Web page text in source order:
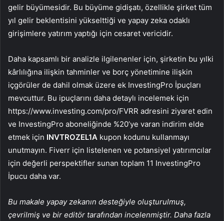
gelir büyümesidir. Bu büyüme gidişatı, özellikle şirket tüm
yıl gelir beklentisini yükselttiği ve yapay zeka odaklı
girişimlere yatırım yaptığı için cesaret vericidir.
Daha kapsamlı bir analizle ilgilenenler için, şirketin bu yılki
kârlılığına ilişkin tahminler ve borç yönetimine ilişkin
içgörüler de dahil olmak üzere ek InvestingPro İpuçları
mevcuttur. Bu ipuçlarını daha detaylı incelemek için
https://www.investing.com/pro/FVRR adresini ziyaret edin
ve InvestingPro aboneliğinde %20’ye varan indirim elde
etmek için INVTROZEL1A kupon kodunu kullanmayı
unutmayın. Fiverr için listelenen ve potansiyel yatırımcılar
için değerli perspektifler sunan toplam 11 InvestingPro
İpucu daha var.
Bu makale yapay zekanın desteğiyle oluşturulmuş,
çevrilmiş ve bir editör tarafından incelenmiştir. Daha fazla